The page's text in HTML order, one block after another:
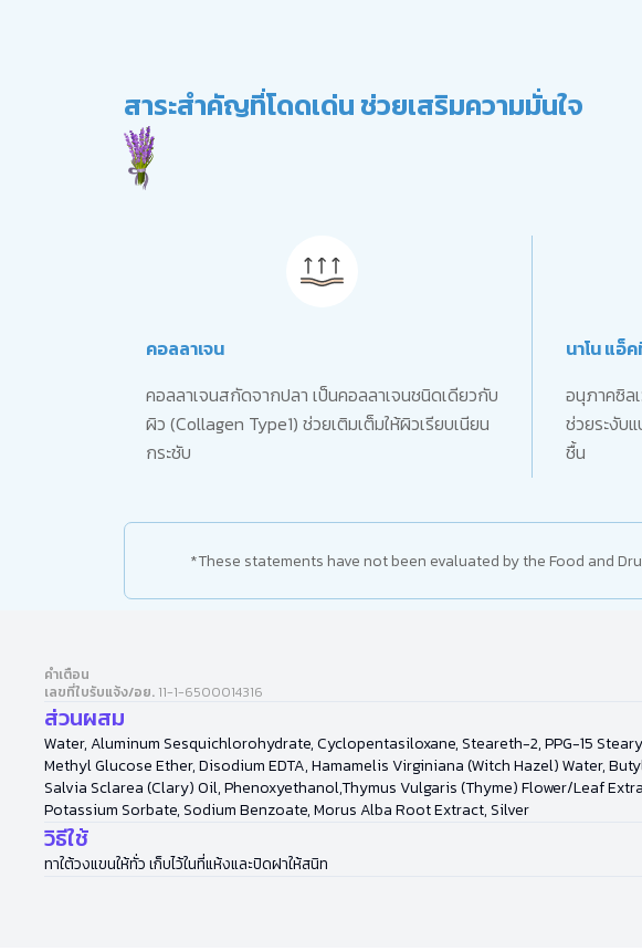
สาระสำคัญที่โดดเด่น ช่วยเสริมความมั่นใจ
คอลลาเจน
คอลลาเจนสกัดจากปลา เป็นคอลลาเจนชนิดเดียวกับ
ผิว (Collagen Type1) ช่วยเติมเต็มให้ผิวเรียบเนียน
กระชับ
นาโน แอ็
อนุภาคซิล
ช่วยระงับ
ชื้น
*These statements have not been evaluated by the Food and
คำเตือน
เลขที่ใบรับแจ้ง/อย. 11-1-6500014316
ส่วนผสม
Water, Aluminum Sesquichlorohydrate, Cyclopentasiloxane, Steareth-2, PPG-15
Methyl Glucose Ether, Disodium EDTA, Hamamelis Virginiana (Witch Hazel) Water,
Salvia Sclarea (Clary) Oil, Phenoxyethanol,Thymus Vulgaris (Thyme) Flower/Leaf
Potassium Sorbate, Sodium Benzoate, Morus Alba Root Extract, Silver
วิธีใช้
ทาใต้วงแขนให้ทั่ว เก็บไว้ในที่แห้งและปิดฝาให้สนิท